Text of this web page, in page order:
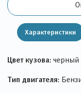
Характеристики
Цвет кузова: черный
Тип двигателя: